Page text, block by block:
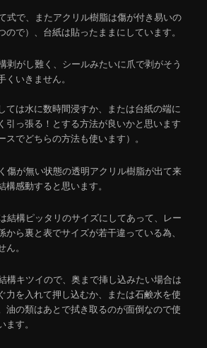
式で、またアクリル樹脂は傷が付き易いの
ので）、台紙は貼ったままにしています。
剥がし難く、シールみたいに爪で剥がそう
いきません。
ては水に数時間浸すか、または台紙の端に
引っ張る！とする方法が良いかと思います
スでどちらの方法も使います）。
傷が無い状態の透明アクリル樹脂が出て来
感動すると思います。
結構ピッタリのサイズにしてあって、レー
ら裏と表でサイズが若干違っている為、
。
構キツイので、奥まで挿し込みたい場合は
力を入れて押し込むか、または石鹸水を使
油の類はあとで拭き取るのが面倒なので使
す。